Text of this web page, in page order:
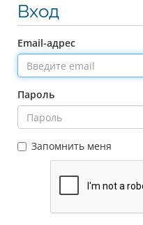
Вход
Email-адрес
Пароль
Запомнить меня